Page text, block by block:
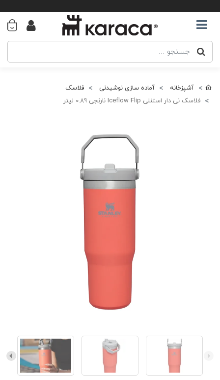
آشپزخانه آماده سازی نوشیدنی
فلاسک
فلاسک نی دار استنلی Iceflow Flip نارنجی 0.89 لیتر